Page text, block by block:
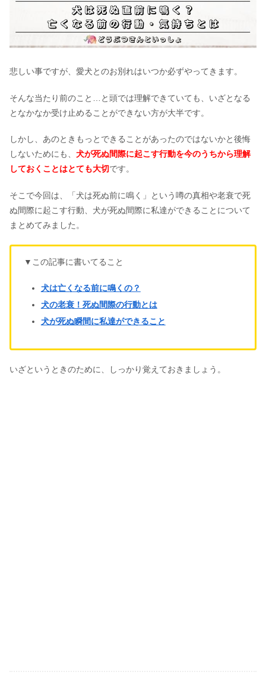
悲しい事ですが、愛犬とのお別れはいつか必ずやってきます。
そんな当たり前のこと…と頭では理解できていても、いざとなる
となかなか受け止めることができない方が大半です。
しかし、あのときもっとできることがあったのではないかと後悔
しないためにも、 犬が死ぬ間際に起こす行動を今のうちから理解
しておくことはとても大切です。
そこで今回は、「犬は死ぬ前に鳴く」という噂の真相や老衰で死
ぬ間際に起こす行動、犬が死ぬ間際に私達ができることについて
まとめてみました。
▼この記事に書いてること
犬は亡くなる前に鳴くの？
犬の老衰！死ぬ間際の行動とは
犬が死ぬ瞬間に私達ができること
いざというときのために、しっかり覚えておきましょう。